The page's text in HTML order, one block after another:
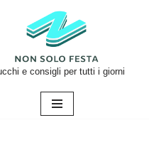
e consigli per tutti i giorni